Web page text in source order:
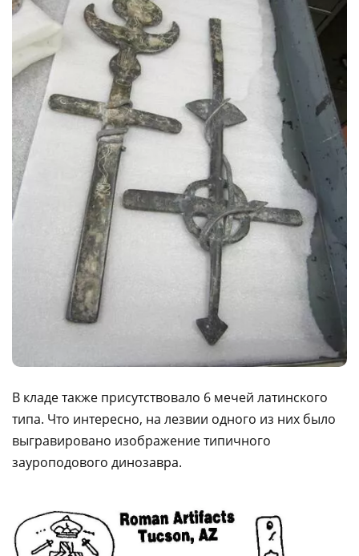
В кладе также присутствовало 6 мечей латинского
типа. Что интересно, на лезвии одного из них было
выгравировано изображение типичного
зауроподового динозавра.